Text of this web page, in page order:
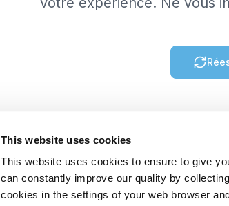
This website uses cookies
This website uses cookies to ensure to give
can constantly improve our quality by
cookies in the settings of your web browser